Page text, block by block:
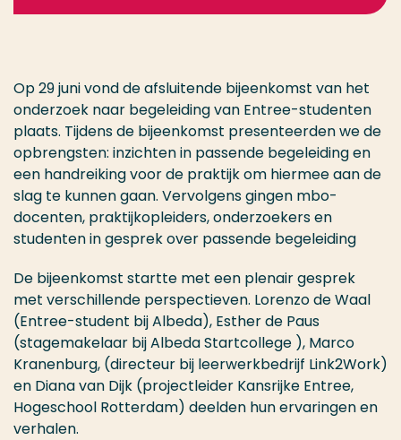
Op 29 juni vond de afsluitende bijeenkomst van het
onderzoek naar begeleiding van Entree-studenten
plaats. Tijdens de bijeenkomst presenteerden we de
opbrengsten: inzichten in passende begeleiding en
een handreiking voor de praktijk om hiermee aan de
slag te kunnen gaan. Vervolgens gingen mbo-
docenten, praktijkopleiders, onderzoekers en
studenten in gesprek over passende begeleiding
De bijeenkomst startte met een plenair gesprek
met verschillende perspectieven. Lorenzo de Waal
(Entree-student bij Albeda), Esther de Paus
(stagemakelaar bij Albeda Startcollege ), Marco
Kranenburg, (directeur bij leerwerkbedrijf Link2Work)
en Diana van Dijk (projectleider Kansrijke Entree,
Hogeschool Rotterdam) deelden hun ervaringen en
verhalen.